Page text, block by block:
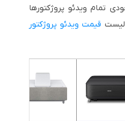
تمام ویدئو پروژکتورها
قیمت ویدئو پروژکتور